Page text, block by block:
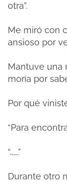
otra”.
Me miró con
ansioso por
Mantuve una
moría por
Por qué
“Para
“…….”
Durante otro